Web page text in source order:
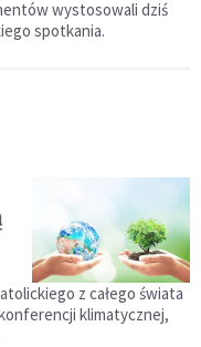
wystosowali dziś
spotkania.
z całego świata
klimatycznej,